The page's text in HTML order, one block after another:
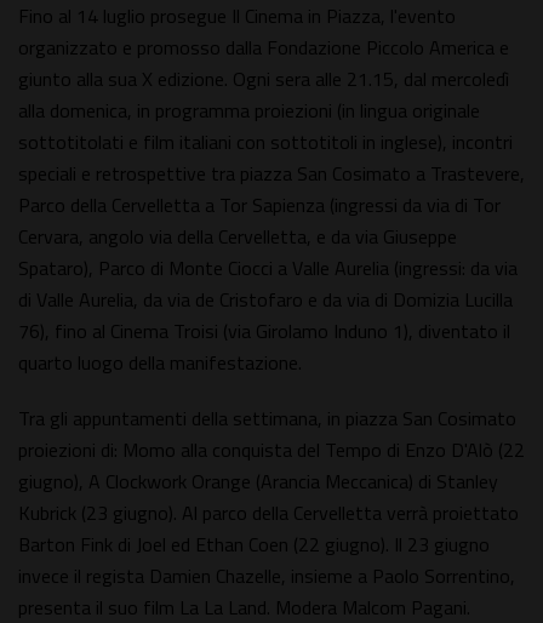
Fino al 14 luglio prosegue Il Cinema in Piazza, l'evento
organizzato e promosso dalla Fondazione Piccolo America e
giunto alla sua X edizione. Ogni sera alle 21.15, dal mercoledì
alla domenica, in programma proiezioni (in lingua originale
sottotitolati e film italiani con sottotitoli in inglese), incontri
speciali e retrospettive tra piazza San Cosimato a Trastevere,
Parco della Cervelletta a Tor Sapienza (ingressi da via di Tor
Cervara, angolo via della Cervelletta, e da via Giuseppe
Spataro), Parco di Monte Ciocci a Valle Aurelia (ingressi: da via
di Valle Aurelia, da via de Cristofaro e da via di Domizia Lucilla
76), fino al Cinema Troisi (via Girolamo Induno 1), diventato il
quarto luogo della manifestazione.
Tra gli appuntamenti della settimana, in piazza San Cosimato
proiezioni di: Momo alla conquista del Tempo di Enzo D'Alò (22
giugno), A Clockwork Orange (Arancia Meccanica) di Stanley
Kubrick (23 giugno). Al parco della Cervelletta verrà proiettato
Barton Fink di Joel ed Ethan Coen (22 giugno). Il 23 giugno
invece il regista Damien Chazelle, insieme a Paolo Sorrentino,
presenta il suo film La La Land. Modera Malcom Pagani.